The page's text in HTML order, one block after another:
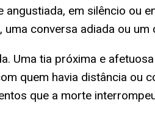
em silêncio ou
conversa adiada ou
Uma tia próxima e
quem havia distância ou
que a morte